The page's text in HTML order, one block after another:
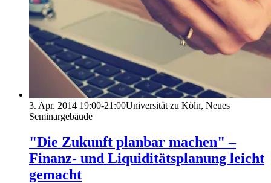
3. Apr. 2014 19:00-21:00Universität zu Köln, Neues
Seminargebäude
"Die Zukunft planbar machen" –
Finanz- und Liquiditätsplanung leicht
gemacht